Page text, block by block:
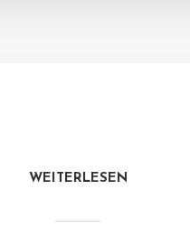
WEITERLESEN